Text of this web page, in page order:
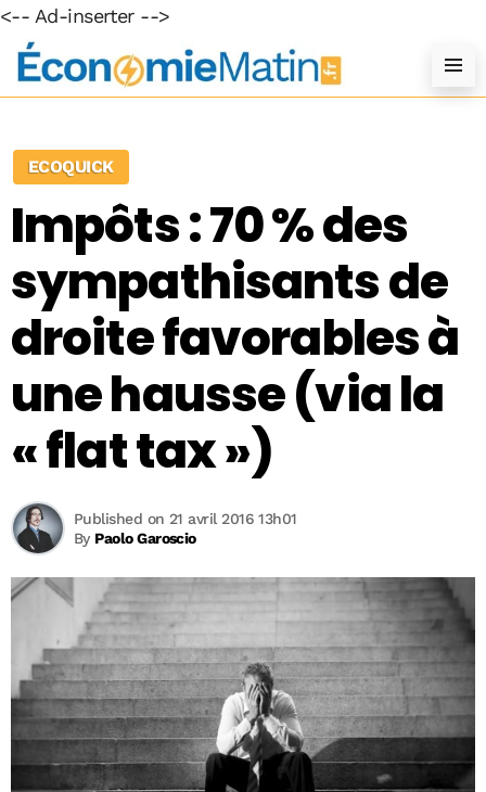
<-- Ad-inserter -->
ECOQUICK
Impôts : 70 % des
sympathisants de
droite favorables à
une hausse (via la
« flat tax »)
By Paolo Garoscio
Published on 21 avril 2016 13h01